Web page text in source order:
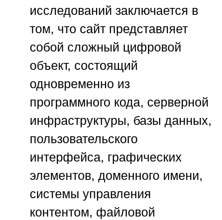
исследований заключается в
том, что сайт представляет
собой сложный цифровой
объект, состоящий
одновременно из
программного кода, серверной
инфраструктуры, базы данных,
пользовательского
интерфейса, графических
элементов, доменного имени,
системы управления
контентом, файловой